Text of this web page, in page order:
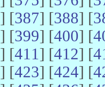
] [387] [388] [
] [399] [400] [
] [411] [412] [
] [423] [424] [